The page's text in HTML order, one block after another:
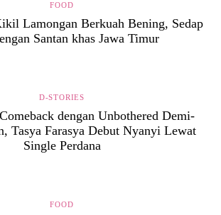
FOOD
Lamongan Berkuah Bening, Sedap
Santan khas Jawa Timur
D-STORIES
dengan Unbothered Demi-
Tasya Farasya Debut Nyanyi Lewat
Single Perdana
FOOD